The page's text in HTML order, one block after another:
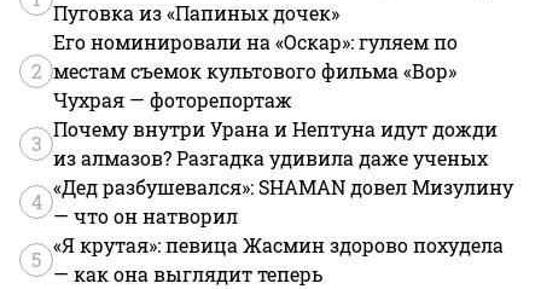
Пуговка из «Папиных дочек»
2
Его номинировали на «Оскар»: гуляем по
местам съемок культового фильма «Вор»
Чухрая — фоторепортаж
3
Почему внутри Урана и Нептуна идут дожди
из алмазов? Разгадка удивила даже ученых
4
«Дед разбушевался»: SHAMAN довел Мизулину
— что он натворил
5
«Я крутая»: певица Жасмин здорово похудела
— как она выглядит теперь